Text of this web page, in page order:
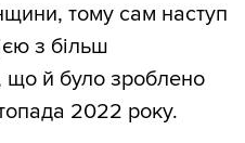
тому сам наступ
з більш
що й було зроблено
2022 року.